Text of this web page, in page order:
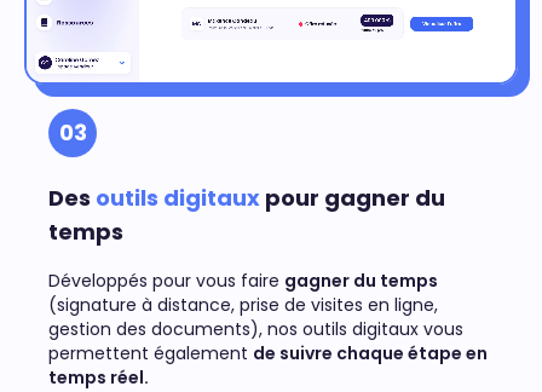
03
Des outils digitaux pour gagner du
temps
Développés pour vous faire gagner du temps
(signature à distance, prise de visites en ligne,
gestion des documents), nos outils digitaux vous
permettent également de suivre chaque étape en
temps réel.